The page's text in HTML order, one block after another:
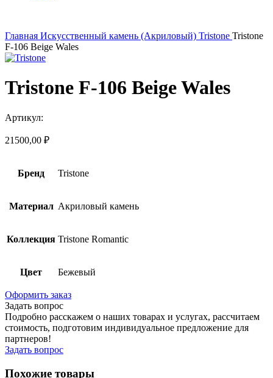
Главная Искусственный камень (Акриловый) Tristone Tristone
F-106 Beige Wales
Tristone F-106 Beige Wales
Артикул:
21500,00 ₽
Бренд Tristone
Материал Акриловый камень
Коллекция Tristone Romantic
Цвет Бежевый
Оформить заказ
Задать вопрос
Подробно расскажем о наших товарах и услугах, рассчитаем
стоимость, подготовим индивидуальное предложение для
партнеров!
Задать вопрос
Похожие товары